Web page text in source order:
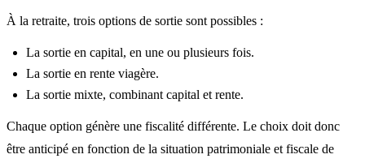
À la retraite, trois options de sortie sont possibles :
La sortie en capital, en une ou plusieurs fois.
La sortie en rente viagère.
La sortie mixte, combinant capital et rente.
Chaque option génère une fiscalité différente. Le choix doit donc
être anticipé en fonction de la situation patrimoniale et fiscale de